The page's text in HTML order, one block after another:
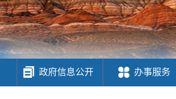
政府信息公开 办事服务